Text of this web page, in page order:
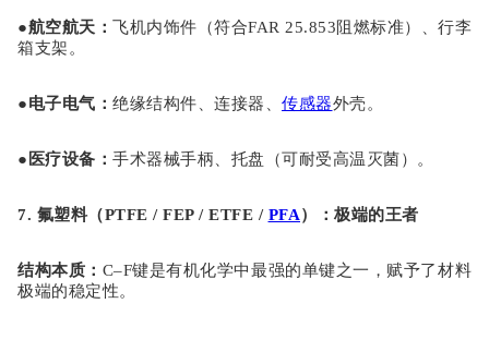
●航空航天 ： 飞机内饰件（符合FAR 25.853阻燃标准）、行李
箱支架。
●电子电气 ： 绝缘结构件、连接器、 传感器外壳。
● 医疗设备 ： 手术器械手柄、托盘（可耐受高温灭菌）。
7. 氟塑料（PTFE / FEP / ETFE / PFA）：极端的王者
结构本质 ： C–F键是有机化学中最强的单键之一，赋予了材料
极端的稳定性。